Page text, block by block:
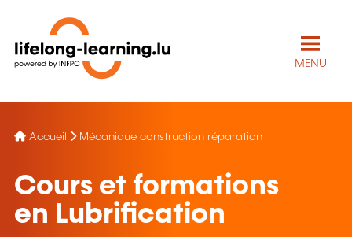
MENU
Accueil Mécanique construction réparation
Cours et formations
en Lubrification